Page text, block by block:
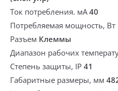
Ток потребления. мА40
Потребляемая мощность, Вт
Разъем Клеммы
Диапазон рабочих
Степень защиты, IP 41
Габаритные размеры, мм